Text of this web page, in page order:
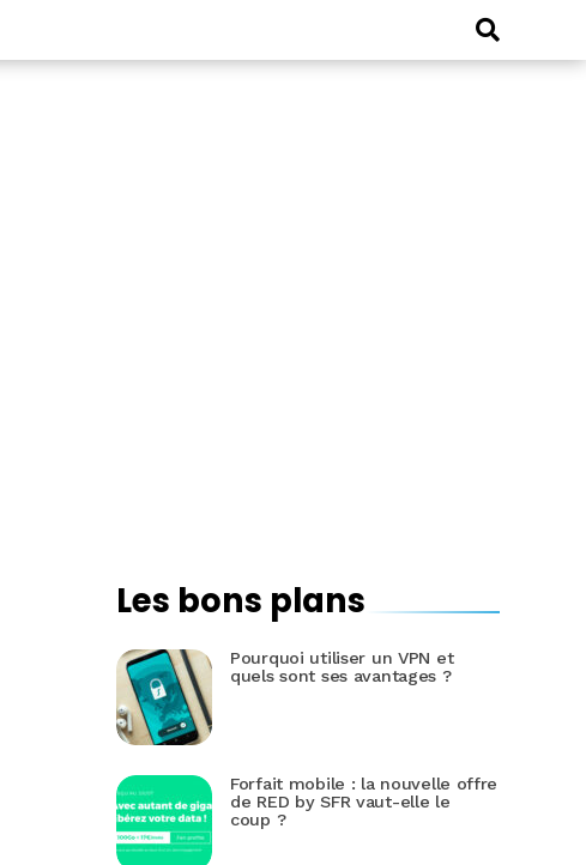
Les bons plans
Pourquoi utiliser un VPN et
quels sont ses avantages ?
Forfait mobile : la nouvelle offre
de RED by SFR vaut-elle le
coup ?